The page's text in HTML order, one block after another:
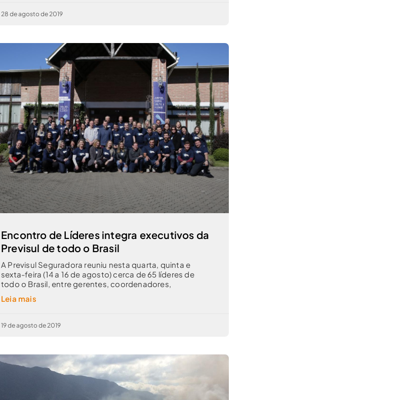
28 de agosto de 2019
Encontro de Líderes integra executivos da
Previsul de todo o Brasil
A Previsul Seguradora reuniu nesta quarta, quinta e
sexta-feira (14 a 16 de agosto) cerca de 65 líderes de
todo o Brasil, entre gerentes, coordenadores,
Leia mais
19 de agosto de 2019